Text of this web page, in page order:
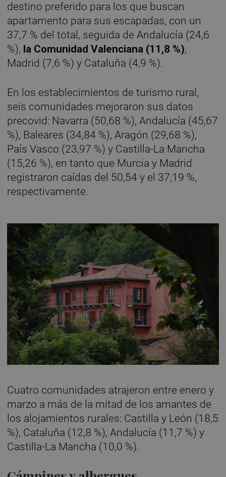
destino preferido para los que buscan
apartamento para sus escapadas, con un
37,7 % del total, seguida de Andalucía (24,6
%), la Comunidad Valenciana (11,8 %),
Madrid (7,6 %) y Cataluña (4,9 %).
En los establecimientos de turismo rural,
seis comunidades mejoraron sus datos
precovid: Navarra (50,68 %), Andalucía (45,67
%), Baleares (34,84 %), Aragón (29,68 %),
País Vasco (23,97 %) y Castilla-La Mancha
(15,26 %), en tanto que Murcia y Madrid
registraron caídas del 50,54 y el 37,19 %,
respectivamente.
Cuatro comunidades atrajeron entre enero y
marzo a más de la mitad de los amantes de
los alojamientos rurales: Castilla y León (18,5
%), Cataluña (12,8 %), Andalucía (11,7 %) y
Castilla-La Mancha (10,0 %).